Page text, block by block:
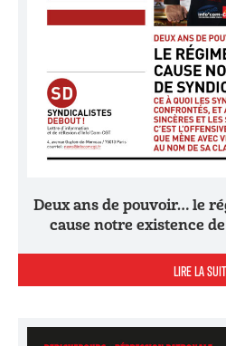
Deux ans de pouvoir… le régime Macron met en
cause notre existence
LIRE LA